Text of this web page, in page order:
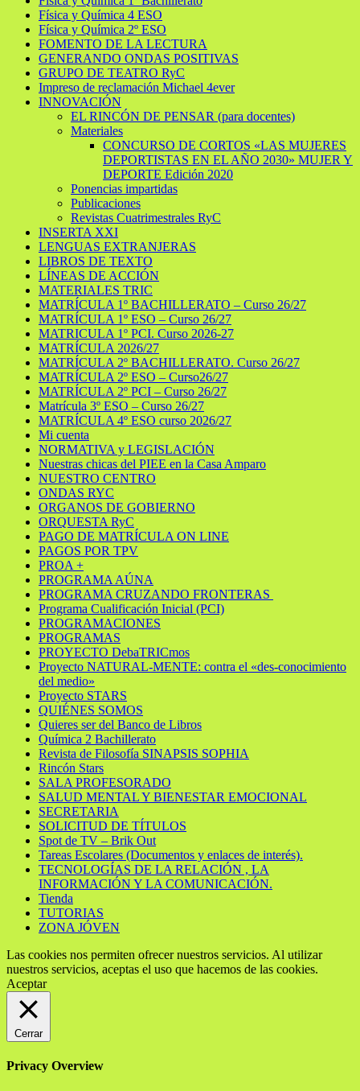
Física y Química 4 ESO
Física y Química 2º ESO
FOMENTO DE LA LECTURA
GENERANDO ONDAS POSITIVAS
GRUPO DE TEATRO RyC
Impreso de reclamación Michael 4ever
INNOVACIÓN
EL RINCÓN DE PENSAR (para docentes)
Materiales
CONCURSO DE CORTOS «LAS MUJERES
DEPORTISTAS EN EL AÑO 2030» MUJER Y
DEPORTE Edición 2020
Ponencias impartidas
Publicaciones
Revistas Cuatrimestrales RyC
INSERTA XXI
LENGUAS EXTRANJERAS
LIBROS DE TEXTO
LÍNEAS DE ACCIÓN
MATERIALES TRIC
MATRÍCULA 1º BACHILLERATO – Curso 26/27
MATRÍCULA 1º ESO – Curso 26/27
MATRICULA 1º PCI. Curso 2026-27
MATRÍCULA 2026/27
MATRÍCULA 2º BACHILLERATO. Curso 26/27
MATRÍCULA 2º ESO – Curso26/27
MATRÍCULA 2º PCI – Curso 26/27
Matrícula 3º ESO – Curso 26/27
MATRÍCULA 4º ESO curso 2026/27
Mi cuenta
NORMATIVA y LEGISLACIÓN
Nuestras chicas del PIEE en la Casa Amparo
NUESTRO CENTRO
ONDAS RYC
ORGANOS DE GOBIERNO
ORQUESTA RyC
PAGO DE MATRÍCULA ON LINE
PAGOS POR TPV
PROA +
PROGRAMA AÚNA
PROGRAMA CRUZANDO FRONTERAS
Programa Cualificación Inicial (PCI)
PROGRAMACIONES
PROGRAMAS
PROYECTO DebaTRICmos
Proyecto NATURAL-MENTE: contra el «des-conocimiento
del medio»
Proyecto STARS
QUIÉNES SOMOS
Quieres ser del Banco de Libros
Química 2 Bachillerato
Revista de Filosofía SINAPSIS SOPHIA
Rincón Stars
SALA PROFESORADO
SALUD MENTAL Y BIENESTAR EMOCIONAL
SECRETARIA
SOLICITUD DE TÍTULOS
Spot de TV – Brik Out
Tareas Escolares (Documentos y enlaces de interés).
TECNOLOGÍAS DE LA RELACIÓN , LA
INFORMACIÓN Y LA COMUNICACIÓN.
Tienda
TUTORIAS
ZONA JÓVEN
Las cookies nos permiten ofrecer nuestros servicios. Al utilizar
nuestros servicios, aceptas el uso que hacemos de las cookies.
Aceptar
Cerrar
Privacy Overview